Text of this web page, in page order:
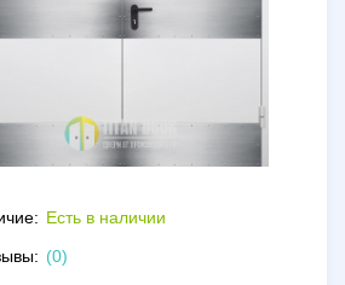
Есть в наличии
(0)